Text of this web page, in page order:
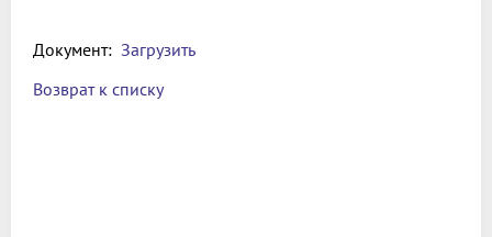
Документ: Загрузить
Возврат к списку